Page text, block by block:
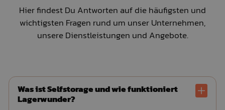
Hier findest Du Antworten auf die häufigsten und
wichtigsten Fragen rund um unser Unternehmen,
unsere Dienstleistungen und Angebote.
Was ist Selfstorage und wie funktioniert
Lagerwunder?